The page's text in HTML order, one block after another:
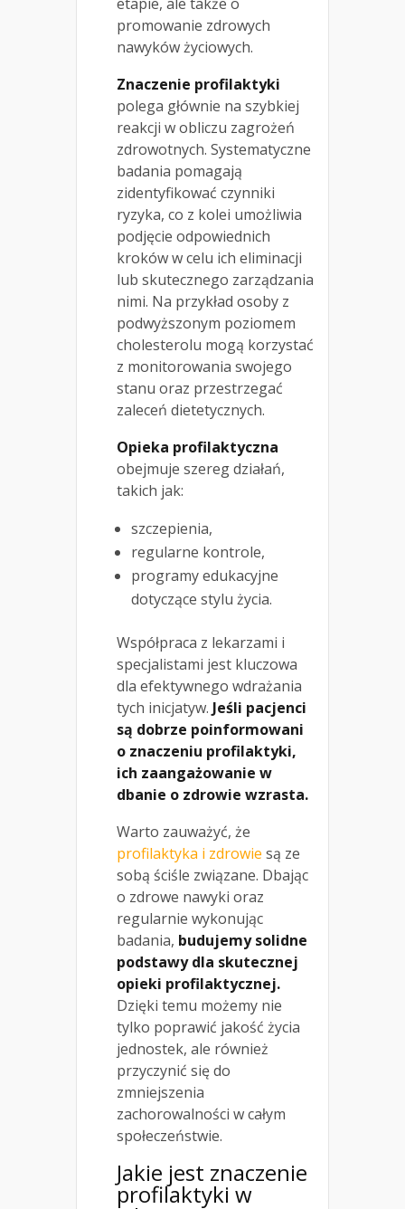
promowanie zdrowych
nawyków życiowych.
Znaczenie profilaktyki
polega głównie na szybkiej
reakcji w obliczu zagrożeń
zdrowotnych. Systematyczne
badania pomagają
zidentyfikować czynniki
ryzyka, co z kolei umożliwia
podjęcie odpowiednich
kroków w celu ich eliminacji
lub skutecznego zarządzania
nimi. Na przykład osoby z
podwyższonym poziomem
cholesterolu mogą korzystać
z monitorowania swojego
stanu oraz przestrzegać
zaleceń dietetycznych.
Opieka profilaktyczna
obejmuje szereg działań,
takich jak:
szczepienia,
regularne kontrole,
programy edukacyjne
dotyczące stylu życia.
Współpraca z lekarzami i
specjalistami jest kluczowa
dla efektywnego wdrażania
tych inicjatyw. Jeśli pacjenci
są dobrze poinformowani
o znaczeniu profilaktyki,
ich zaangażowanie w
dbanie o zdrowie wzrasta.
Warto zauważyć, że
profilaktyka i zdrowie są ze
sobą ściśle związane. Dbając
o zdrowe nawyki oraz
regularnie wykonując
badania, budujemy solidne
podstawy dla skutecznej
opieki profilaktycznej.
Dzięki temu możemy nie
tylko poprawić jakość życia
jednostek, ale również
przyczynić się do
zmniejszenia
zachorowalności w całym
społeczeństwie.
Jakie jest znaczenie
profilaktyki w